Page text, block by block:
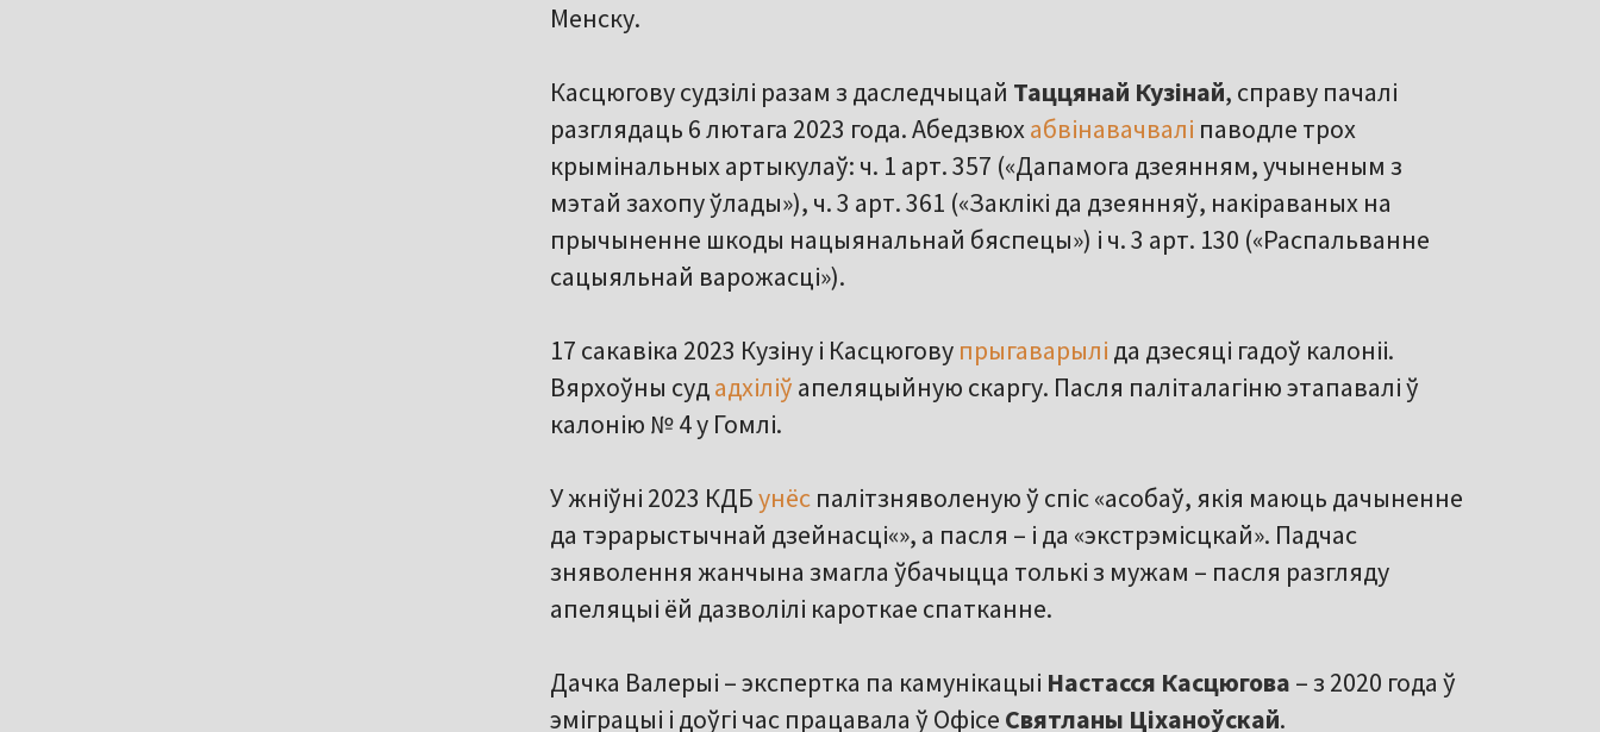
Менску.
Касцюгову судзілі разам з даследчыцай Таццянай Кузінай, справу пачалі
разглядаць 6 лютага 2023 года. Абедзвюхабвінавачвалі паводле трох
крымінальных артыкулаў: ч. 1 арт. 357 («Дапамога дзеянням, учыненым з
мэтай захопу ўлады»), ч. 3 арт. 361 («Заклікі да дзеянняў, накіраваных на
прычыненне шкоды нацыянальнай бяспецы») і ч. 3 арт. 130 («Распальванне
сацыяльнай варожасці»).
17 сакавіка 2023 Кузіну і Касцюгову прыгаварылі да дзесяці гадоў калоніі.
Вярхоўны судадхіліў апеляцыйную скаргу. Пасля паліталагіню этапавалі ў
калонію № 4 у Гомлі.
У жніўні 2023 КДБунёс палітзняволеную ў спіс «асобаў, якія маюць дачыненне
да тэрарыстычнай дзейнасці«», а пасля – і да «экстрэмісцкай». Падчас
зняволення жанчына змагла ўбачыцца толькі з мужам – пасля разгляду
апеляцыі ёй дазволілі кароткае спатканне.
Дачка Валерыі – экспертка па камунікацыі Настасся Касцюгова – з 2020 года ў
эміграцыі і доўгі час працавала ў Офісе Святланы Ціханоўскай.